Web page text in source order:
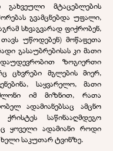
მტაცებლების
გვამცნებდა უფალი,
სხვაგვარად ფიქრობენ,
უწოდებენ) მოწაფეთა
გასაუბრებისას კი მათი
დაუდევრობით ზოგიერთი
ცხვრები მგლების მიერ,
საყვარელო, მათი
იმ მიზნით, რათა
ადამიანებსაც ამცნო
საწინააღმდეგო
ყოველი ადამიანი როდი
საკუთარ ტვინზე.